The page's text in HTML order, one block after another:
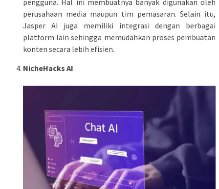
pengguna. Hal ini membuatnya banyak digunakan oleh
perusahaan media maupun tim pemasaran. Selain itu,
Jasper AI juga memiliki integrasi dengan berbagai
platform lain sehingga memudahkan proses pembuatan
konten secara lebih efisien.
NicheHacks AI